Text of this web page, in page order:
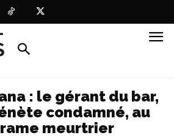
: le gérant du bar,
condamné, au
meurtrier